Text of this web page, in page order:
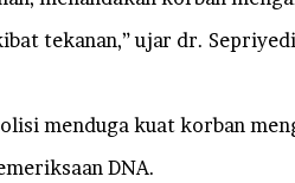
tekanan,” ujar dr.
menduga kuat korban
DNA.